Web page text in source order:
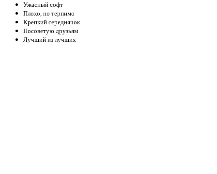
Ужасный софт
Плохо, но терпимо
Крепкий середнячок
Посоветую друзьям
Лучший из лучших